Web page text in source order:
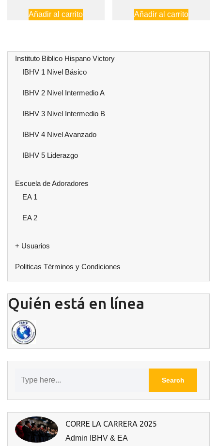
precio
original
Añadir al carrito
precio
original
Añadir al carrito
Instituto Biblico Hispano Victory
IBHV 1 Nivel Básico
IBHV 2 Nivel Intermedio A
IBHV 3 Nivel Intermedio B
IBHV 4 Nivel Avanzado
IBHV 5 Liderazgo
Escuela de Adoradores
EA 1
EA 2
+ Usuarios
Politicas Términos y Condiciones
Quién está en línea
CORRE LA CARRERA 2025
Admin IBHV & EA